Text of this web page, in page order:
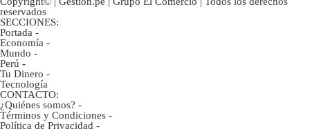
reservados
SECCIONES:
Portada -
Economía -
Mundo -
Perú -
Tu Dinero -
Tecnología
CONTACTO:
¿Quiénes somos? -
Términos y Condiciones -
Política de Privacidad -